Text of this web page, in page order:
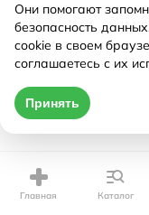
Главная Каталог
Они помогают
безопасность
cookie в своем
соглашаетесь с их
Принять